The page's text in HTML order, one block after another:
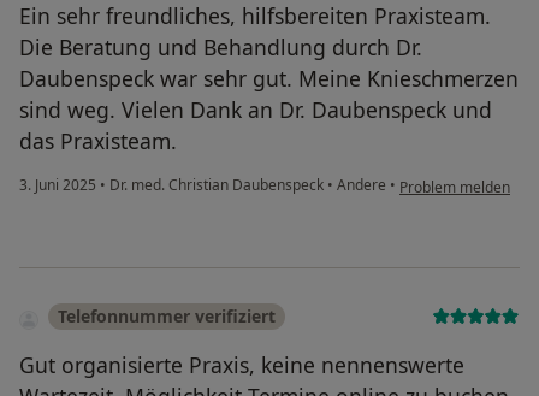
Ein sehr freundliches, hilfsbereiten Praxisteam.
Die Beratung und Behandlung durch Dr.
Daubenspeck war sehr gut. Meine Knieschmerzen
sind weg. Vielen Dank an Dr. Daubenspeck und
das Praxisteam.
3. Juni 2025 • Dr. med. Christian Daubenspeck • Andere • Problem melden
Telefonnummer verifiziert
Gut organisierte Praxis, keine nennenswerte